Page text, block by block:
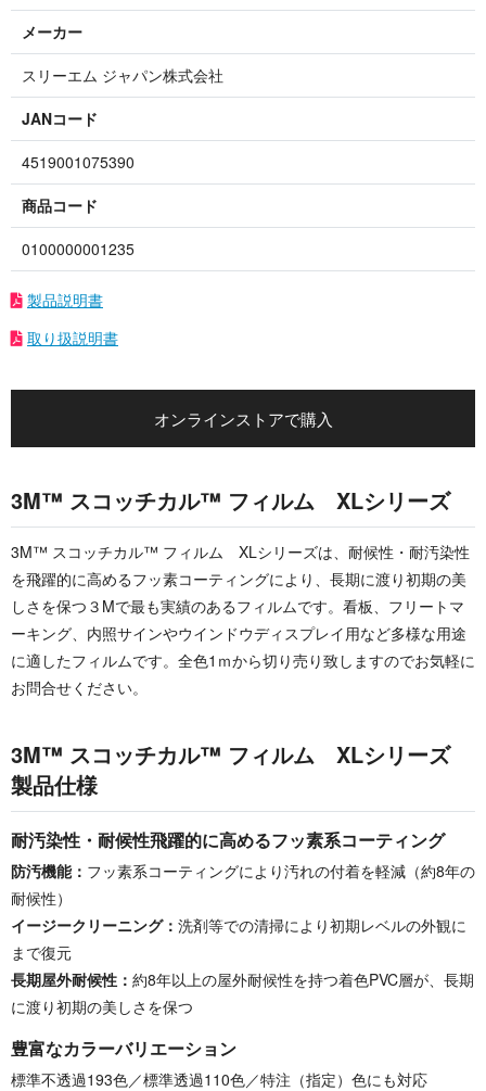
メーカー
スリーエム ジャパン株式会社
JANコード
4519001075390
商品コード
0100000001235
製品説明書
取り扱説明書
オンラインストアで購入
3M™ スコッチカル™ フィルム XLシリーズ
3M™ スコッチカル™ フィルム XLシリーズは、耐候性・耐汚染性
を飛躍的に高めるフッ素コーティングにより、長期に渡り初期の美
しさを保つ３Mで最も実績のあるフィルムです。看板、フリートマ
ーキング、内照サインやウインドウディスプレイ用など多様な用途
に適したフィルムです。全色1ｍから切り売り致しますのでお気軽に
お問合せください。
3M™ スコッチカル™ フィルム XLシリーズ
製品仕様
耐汚染性・耐候性飛躍的に高めるフッ素系コーティング
防汚機能： フッ素系コーティングにより汚れの付着を軽減（約8年の
耐候性）
イージークリーニング： 洗剤等での清掃により初期レベルの外観に
まで復元
長期屋外耐候性： 約8年以上の屋外耐候性を持つ着色PVC層が、長期
に渡り初期の美しさを保つ
豊富なカラーバリエーション
標準不透過193色／標準透過110色／特注（指定）色にも対応